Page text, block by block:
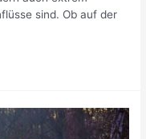
sind. Ob auf der